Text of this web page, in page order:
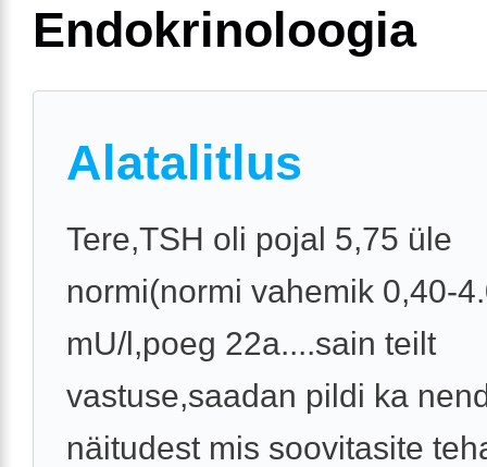
Endokrinoloogia
Alatalitlus
Tere,TSH oli pojal 5,75 üle
normi(normi vahemik 0,40-
mU/l,poeg 22a....sain teilt
vastuse,saadan pildi ka
näitudest mis soovitasite